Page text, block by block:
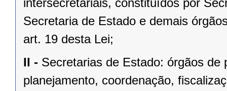
intersecretariais, constituídos por
Secretaria de Estado e demais
art. 19 desta Lei;
II - Secretarias de Estado: órgãos
planejamento, coordenação,